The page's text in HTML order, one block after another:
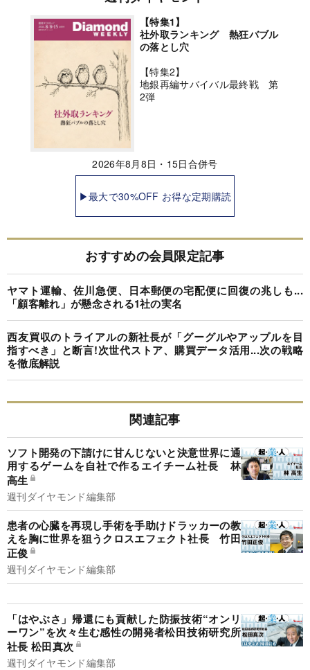
【特集1】
社外取ランキング 熱狂バブル
の落とし穴
【特集2】
地銀再編サバイバル最終戦 第
2弾
2026年8月8日・15日合併号
▶最大で30%OFF お得な定期購読
おすすめの会員限定記事
ヤマト運輸、佐川急便、日本郵便の宅配便に回復の兆しも...
「顧客離れ」が懸念される1社の実名
西友買収のトライアルの新社長が「グーグルやアップルを目
指すべき」と断言!次世代ストア、購買データ活用...次の戦略
を徹底解説
関連記事
ソフト開発の下請けに甘んじないと決意世界に通
用するゲームを自社で作るエイチーム社長 林
高生
週刊ダイヤモンド編集部
患者の心臓を再現し手術を手助けドラッカーの教
えを胸に世界を狙うクロスエフェクト社長 竹田
正俊
週刊ダイヤモンド編集部
「はやぶさ」帰還にも貢献した防振技術“オンリ
ーワン”を次々生む感性の開発者松田技術研究所
社長 松田真次
週刊ダイヤモンド編集部